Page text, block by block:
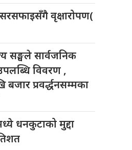
सरसफाइसँगै वृक्षारोपण(
सङ्घले सार्वजनिक
विवरण ,
बजार प्रवर्द्धनसम्मका
धनकुटाको मुद्दा